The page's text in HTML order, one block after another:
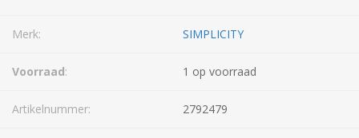
Merk: SIMPLICITY
Voorraad: 1 op voorraad
Artikelnummer: 2792479